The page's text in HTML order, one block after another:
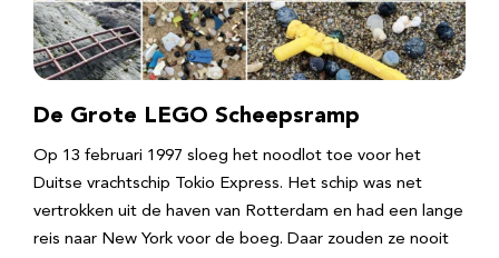
De Grote LEGO Scheepsramp
Op 13 februari 1997 sloeg het noodlot toe voor het
Duitse vrachtschip Tokio Express. Het schip was net
vertrokken uit de haven van Rotterdam en had een lange
reis naar New York voor de boeg. Daar zouden ze nooit